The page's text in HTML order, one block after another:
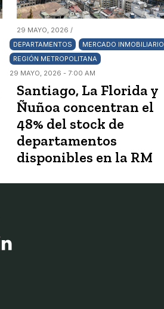
29 MAYO, 2026 /
DEPARTAMENTOS
MERCADO INMOBILIARIO
REGIÓN METROPOLITANA
29 MAYO, 2026 - 7:00 AM
Santiago, La Florida y
Ñuñoa concentran el
48% del stock de
departamentos
disponibles en la RM